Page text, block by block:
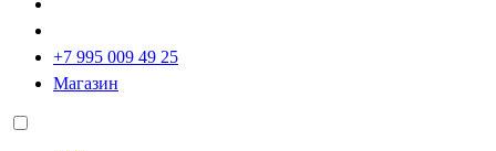
+7 995 009 49 25
Магазин